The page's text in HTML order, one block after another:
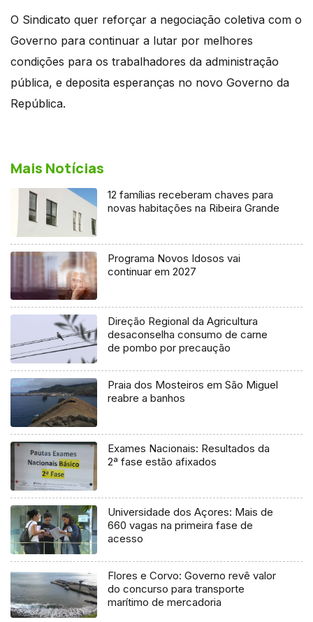
O Sindicato quer reforçar a negociação coletiva com o
Governo para continuar a lutar por melhores
condições para os trabalhadores da administração
pública, e deposita esperanças no novo Governo da
República.
Mais Notícias
12 famílias receberam chaves para
novas habitações na Ribeira Grande
Programa Novos Idosos vai
continuar em 2027
Direção Regional da Agricultura
desaconselha consumo de carne
de pombo por precaução
Praia dos Mosteiros em São Miguel
reabre a banhos
Exames Nacionais: Resultados da
2ª fase estão afixados
Universidade dos Açores: Mais de
660 vagas na primeira fase de
acesso
Flores e Corvo: Governo revê valor
do concurso para transporte
marítimo de mercadoria